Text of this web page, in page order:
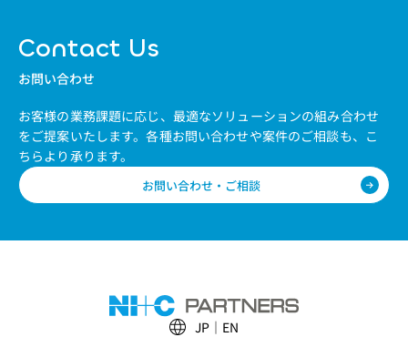
Contact Us
お問い合わせ
お客様の業務課題に応じ、最適なソリューションの組み合わせ
をご提案いたします。各種お問い合わせや案件のご相談も、こ
ちらより承ります。
お問い合わせ・ご相談
JP EN